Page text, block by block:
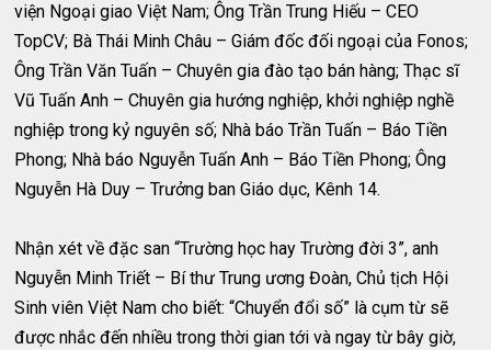
viện Ngoại giao Việt Nam; Ông Trần Trung Hiếu – CEO
TopCV; Bà Thái Minh Châu – Giám đốc đối ngoại của Fonos;
Ông Trần Văn Tuấn – Chuyên gia đào tạo bán hàng; Thạc sĩ
Vũ Tuấn Anh – Chuyên gia hướng nghiệp, khởi nghiệp nghề
nghiệp trong kỷ nguyên số; Nhà báo Trần Tuấn – Báo Tiền
Phong; Nhà báo Nguyễn Tuấn Anh – Báo Tiền Phong; Ông
Nguyễn Hà Duy – Trưởng ban Giáo dục, Kênh 14.
Nhận xét về đặc san “Trường học hay Trường đời 3”, anh
Nguyễn Minh Triết – Bí thư Trung ương Đoàn, Chủ tịch Hội
Sinh viên Việt Nam cho biết: “Chuyển đổi số” là cụm từ sẽ
được nhắc đến nhiều trong thời gian tới và ngay từ bây giờ,